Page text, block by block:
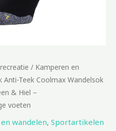
/ Kamperen en
Teek Coolmax Wandelsok
& Hiel –
voeten
wandelen, Sportartikelen